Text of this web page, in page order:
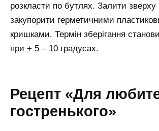
розкласти по бутлях. Залити зверху
закупорити герметичними
кришками. Термін зберігання
при + 5 – 10 градусах.
Рецепт «Для
гостренького»